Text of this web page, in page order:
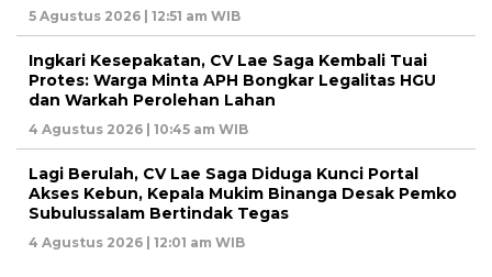
5 Agustus 2026 | 12:51 am WIB
Ingkari Kesepakatan, CV Lae Saga Kembali Tuai
Protes: Warga Minta APH Bongkar Legalitas HGU
dan Warkah Perolehan Lahan
4 Agustus 2026 | 10:45 am WIB
Lagi Berulah, CV Lae Saga Diduga Kunci Portal
Akses Kebun, Kepala Mukim Binanga Desak Pemko
Subulussalam Bertindak Tegas
4 Agustus 2026 | 12:01 am WIB